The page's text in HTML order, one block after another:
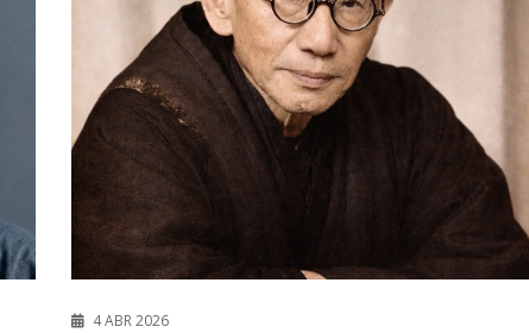
4 ABR 2026